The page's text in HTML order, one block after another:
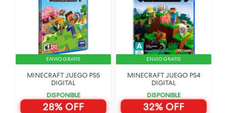
ENVIO GRATIS
MINECRAFT JUEGO PS5
DIGITAL
DISPONIBLE
28% OFF
ENVIO GRATIS
MINECRAFT JUEGO PS4
DIGITAL
DISPONIBLE
32% OFF